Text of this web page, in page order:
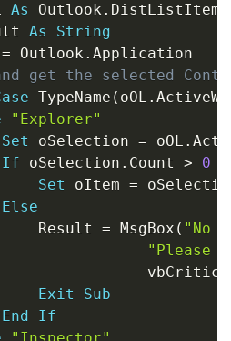
As Outlook . DistListItem
As
String
= Outlook . Application
get the selected
TypeName ( oOL .
"Explorer"
Set oSelection = oOL .
If oSelection . Count > 0
Set oItem =
Else
Result
= MsgBox ( "No
"Please
Exit
Sub
End
If